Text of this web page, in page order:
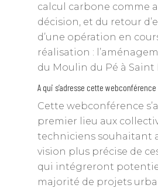
calcul carbone comme
décision, et du retour
d’une opération en
réalisation :
du Moulin du Pé à Saint
A qui s’adresse cette webconférence
Cette webconférence
premier lieu aux
techniciens souhaitant
vision plus précise de
qui intégreront
majorité de projets